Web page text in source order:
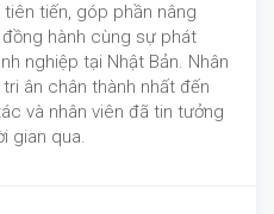
tiến, góp phần nâng
hành cùng sự phát
nghiệp tại Nhật Bản. Nhân
ân chân thành nhất đến
và nhân viên đã tin tưởng
gian qua.